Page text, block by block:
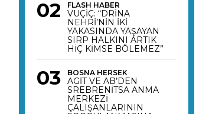
FLASH HABER
VUÇİÇ: “DRİNA
NEHRİ’NİN İKİ
YAKASINDA YAŞAYAN
SIRP HALKINI ARTIK
HİÇ KİMSE BÖLEMEZ”
BOSNA HERSEK
AGİT VE AB’DEN
SREBRENİTSA ANMA
MERKEZİ
ÇALIŞANLARININ